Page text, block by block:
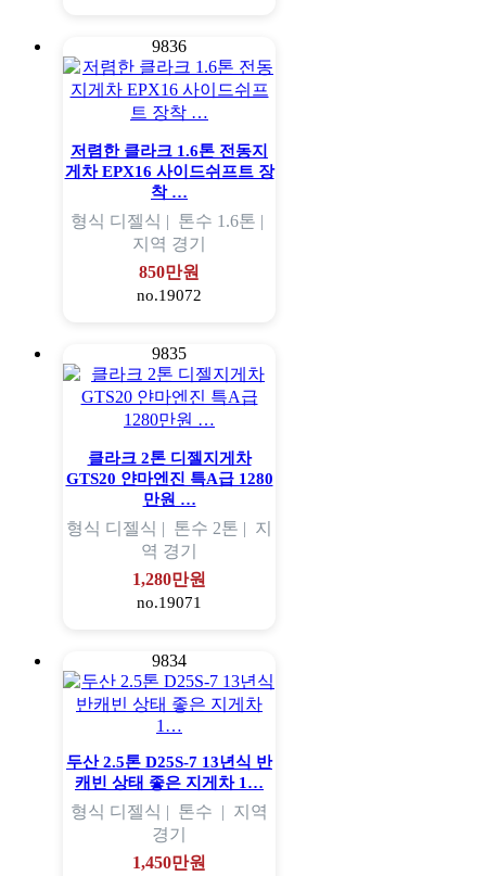
9836
저렴한 클라크 1.6톤 전동지
게차 EPX16 사이드쉬프트 장
착 …
형식 디젤식 | 톤수 1.6톤 |
지역 경기
850만원
no.19072
9835
클라크 2톤 디젤지게차
GTS20 얀마엔진 특A급 1280
만원 …
형식 디젤식 | 톤수 2톤 | 지
역 경기
1,280만원
no.19071
9834
두산 2.5톤 D25S-7 13년식 반
캐빈 상태 좋은 지게차 1…
형식 디젤식 | 톤수 | 지역
경기
1,450만원